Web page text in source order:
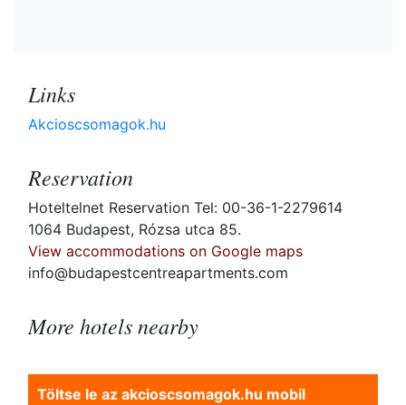
Links
Akcioscsomagok.hu
Reservation
Hoteltelnet Reservation Tel: 00-36-1-2279614
1064 Budapest, Rózsa utca 85.
View accommodations on Google maps
info@budapestcentreapartments.com
More hotels nearby
Töltse le az akcioscsomagok.hu mobil